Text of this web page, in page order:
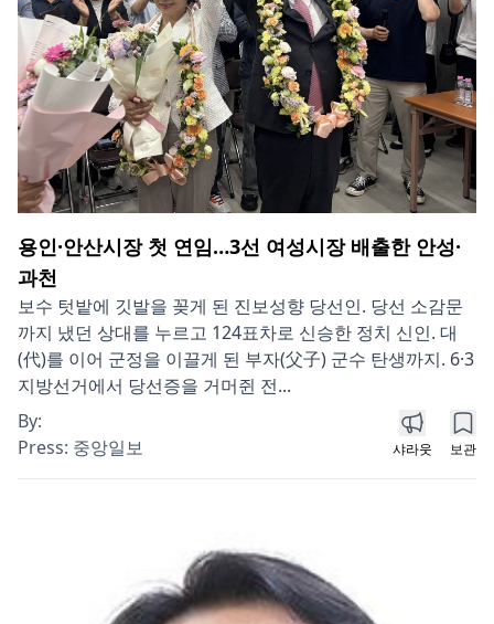
용인·안산시장 첫 연임…3선 여성시장 배출한 안성·
과천
보수 텃밭에 깃발을 꽂게 된 진보성향 당선인. 당선 소감문
까지 냈던 상대를 누르고 124표차로 신승한 정치 신인. 대
(代)를 이어 군정을 이끌게 된 부자(父子) 군수 탄생까지. 6·3
지방선거에서 당선증을 거머쥔 전...
By:
Press: 중앙일보 샤라웃 보관